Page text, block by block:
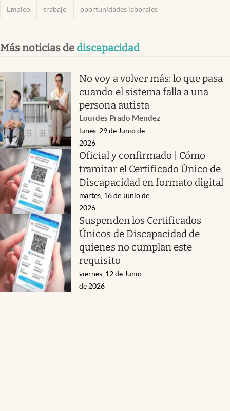
Empleo trabajo oportunidades laborales
Más noticias de discapacidad
No voy a volver más: lo que pasa
cuando el sistema falla a una
persona autista
Lourdes Prado Mendez
lunes, 29 de Junio de
2026
Oficial y confirmado | Cómo
tramitar el Certificado Único de
Discapacidad en formato digital
martes, 16 de Junio de
2026
Suspenden los Certificados
Únicos de Discapacidad de
quienes no cumplan este
requisito
viernes, 12 de Junio
de 2026